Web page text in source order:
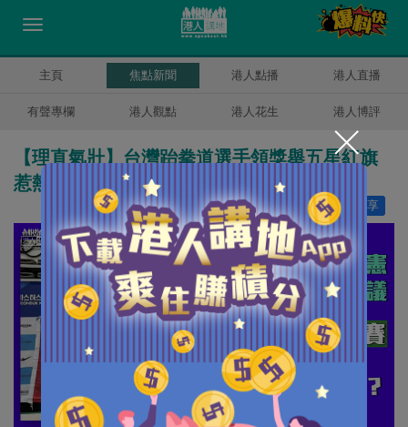
主頁 焦點新聞 港人點播 港人直播
有聲專欄 港人觀點 港人花生 港人博評
【理直氣壯】台灣跆拳道選手領獎舉五星紅旗
惹熱議 台方：個人名義參賽
分享
讚好 17